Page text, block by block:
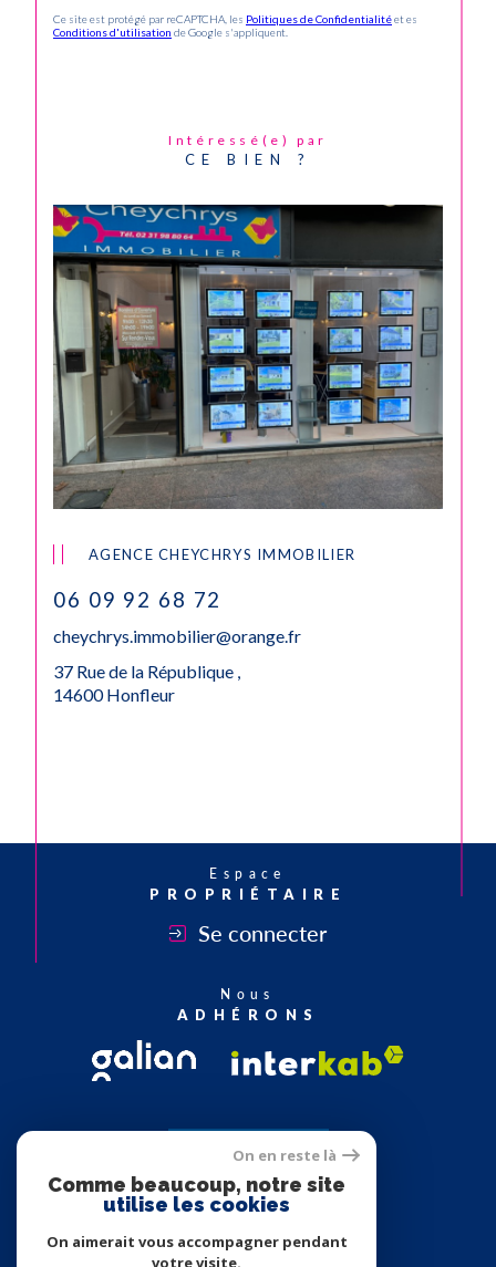
Ce site est protégé par reCAPTCHA, les Politiques de Confidentialitéet es
Conditions d'utilisation de Google s'appliquent.
Intéressé(e) par
CE BIEN ?
AGENCE CHEYCHRYS IMMOBILIER
06 09 92 68 72
cheychrys.immobilier@orange.fr
37 Rue de la République ,
14600 Honfleur
Espace
PROPRIÉTAIRE
Se connecter
Nous
ADHÉRONS
On en reste là
Comme beaucoup, notre site
utilise les cookies
On aimerait vous accompagner pendant
votre visite.